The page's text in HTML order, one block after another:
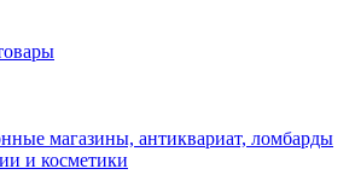
магазины, антиквариат, ломбарды
и косметики